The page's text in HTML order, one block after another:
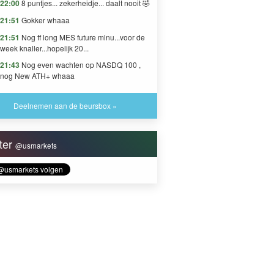
22:008 puntjes... zekerheidje... daalt nooit 🤣
21:51 Gokker whaaa
21:51 Nog ff long MES future mlnu...voor de
week knaller...hopelijk 20...
21:43 Nog even wachten op NASDQ 100 ,
nog New ATH+ whaaa
Deelnemen aan de beursbox »
@usmarkets